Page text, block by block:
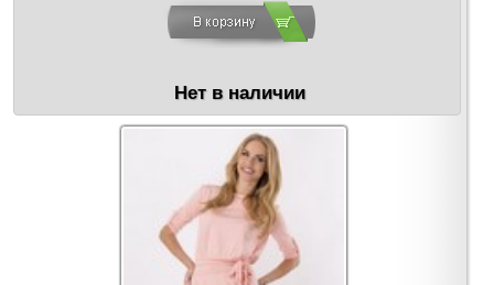
Нет в наличии